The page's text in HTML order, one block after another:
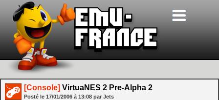
[Console] VirtuaNES 2 Pre-Alpha 2
Posté le 17/01/2006 à 13:08 par Jets